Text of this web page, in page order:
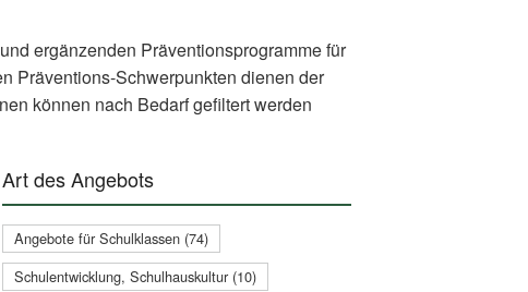
ergänzenden Präventionsprogramme für
Präventions-Schwerpunkten dienen der
können nach Bedarf gefiltert werden
Art des Angebots
Angebote für Schulklassen (74)
Schulentwicklung, Schulhauskultur (10)